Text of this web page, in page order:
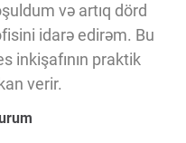
və artıq dörd
idarə edirəm. Bu
inkişafının praktik
verir.